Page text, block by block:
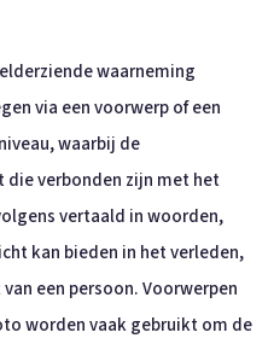
waarneming
via een voorwerp of een
waarbij de
verbonden zijn met het
vertaald in woorden,
kan bieden in het verleden,
een persoon. Voorwerpen
worden vaak gebruikt om de